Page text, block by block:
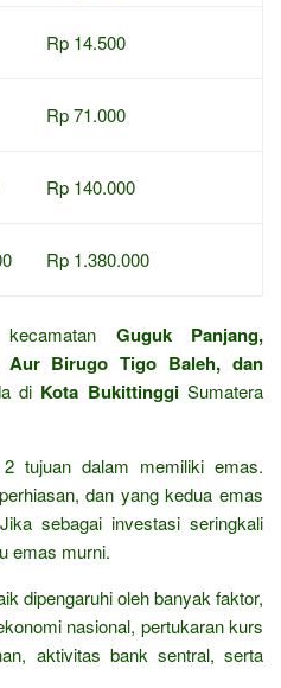
Rp 14.500
Rp 71.000
Rp 140.000
Rp 1.380.000
Guguk Panjang,
Aur Birugo Tigo Baleh, dan
di Kota BukittinggiSumatera
tujuan dalam memiliki emas.
dan yang kedua emas
sebagai investasi seringkali
emas murni.
dipengaruhi oleh banyak faktor,
nasional, pertukaran kurs
aktivitas bank sentral, serta